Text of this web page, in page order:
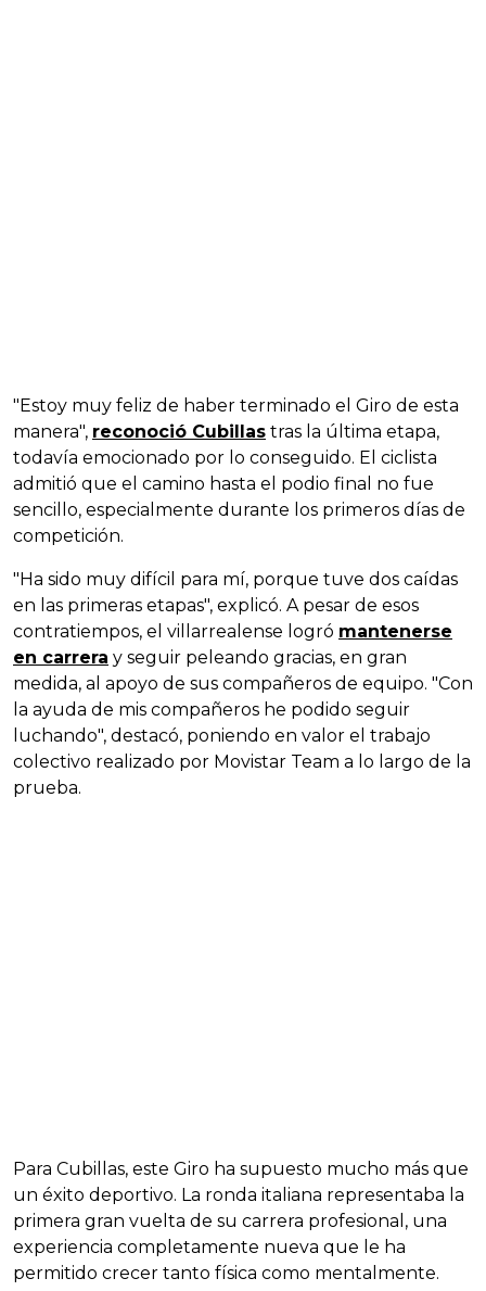
"Estoy muy feliz de haber terminado el Giro de esta
manera", reconoció Cubillas tras la última etapa,
todavía emocionado por lo conseguido. El ciclista
admitió que el camino hasta el podio final no fue
sencillo, especialmente durante los primeros días de
competición.
"Ha sido muy difícil para mí, porque tuve dos caídas
en las primeras etapas", explicó. A pesar de esos
contratiempos, el villarrealense logró mantenerse
en carrera y seguir peleando gracias, en gran
medida, al apoyo de sus compañeros de equipo. "Con
la ayuda de mis compañeros he podido seguir
luchando", destacó, poniendo en valor el trabajo
colectivo realizado por Movistar Team a lo largo de la
prueba.
Para Cubillas, este Giro ha supuesto mucho más que
un éxito deportivo. La ronda italiana representaba la
primera gran vuelta de su carrera profesional, una
experiencia completamente nueva que le ha
permitido crecer tanto física como mentalmente.